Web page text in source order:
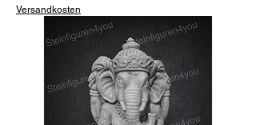
Versandkosten